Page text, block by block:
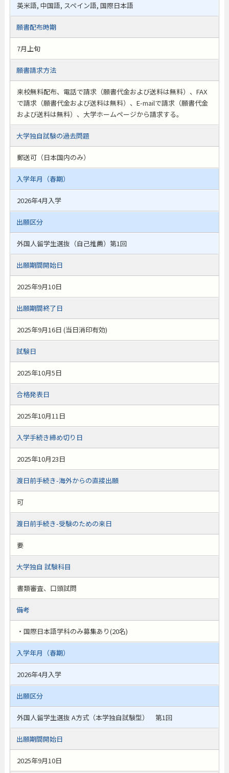
英米語, 中国語, スペイン語, 国際日本語
願書配布時期
7月上旬
願書請求方法
来校無料配布、電話で請求（願書代金および送料は無料）、FAX
で請求（願書代金および送料は無料）、E-mailで請求（願書代金
および送料は無料）、大学ホームページから請求する。
大学独自試験の過去問題
郵送可（日本国内のみ）
入学年月（春期）
2026年4月入学
出願区分
外国人留学生選抜（自己推薦）第1回
出願期間開始日
2025年9月10日
出願期間終了日
2025年9月16日 (当日消印有効)
試験日
2025年10月5日
合格発表日
2025年10月11日
入学手続き締め切り日
2025年10月23日
渡日前手続き-海外からの直接出願
可
渡日前手続き-受験のための来日
要
大学独自 試験科目
書類審査、口頭試問
備考
・国際日本語学科のみ募集あり(20名)
入学年月（春期）
2026年4月入学
出願区分
外国人留学生選抜 A方式（本学独自試験型） 第1回
出願期間開始日
2025年9月10日